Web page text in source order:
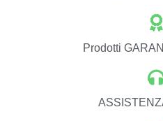
Prodotti